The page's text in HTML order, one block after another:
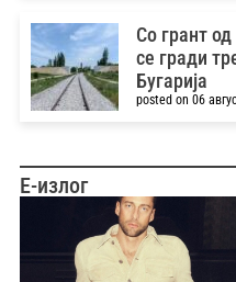
Со грант
се гради
Бугарија
posted on 06
Е-излог